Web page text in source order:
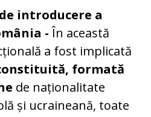
introducere a
-În această
a fost implicată
formată
de naționalitate
și ucraineană, toate